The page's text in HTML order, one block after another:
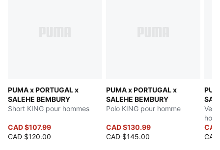
Longueur : Standard
Longueur : Moyen
Bande jacquard
Ourlet ajustable par cordon élastique
Poches : Poches latérales et poche arrière passepoilée
PUMA x PORTUGAL x
SALEHE BEMBURY
Short KING pour hommes
CAD $107.99
CAD $120.00
PUMA x PORTUGAL x
SALEHE BEMBURY
Polo KING pour homme
CAD $130.99
CAD $145.00